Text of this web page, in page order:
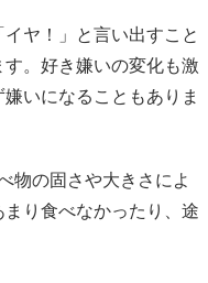
ヤ！」と言い出すこと
。好き嫌いの変化も激
いになることもありま
物の固さや大きさによ
り食べなかったり、途